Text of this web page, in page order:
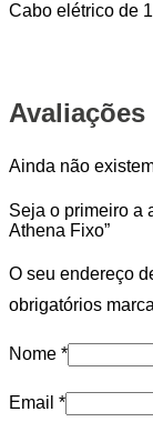
Cabo elétrico de
Avaliações
Ainda não
Seja o primeiro a
Athena Fixo”
O seu endereço
obrigatórios
Nome *
Email *